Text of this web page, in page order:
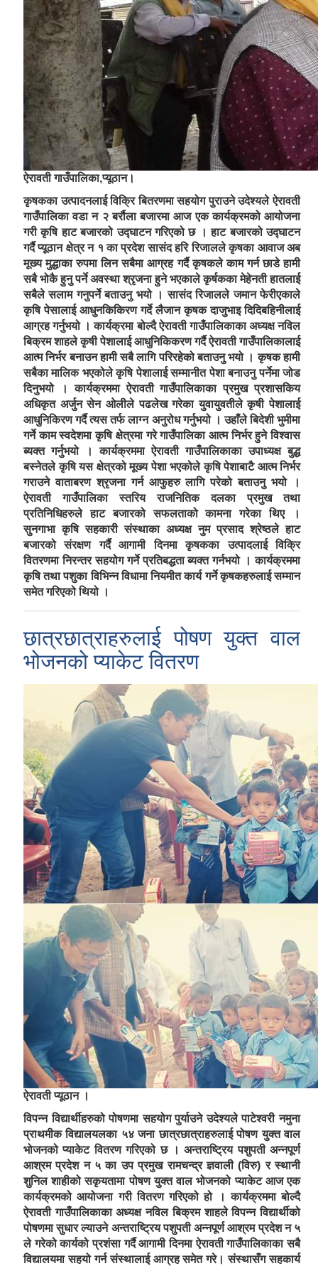
ऐरावती गाउँपालिका,प्यूठान।
कृषकका उत्पादनलाई विक्रि बितरणमा सहयोग पुराउने उदेश्यले ऐरावती
गाउँपालिका वडा न २ बर्रौला बजारमा आज एक कार्यक्रमको आयोजना
गरी कृषि हाट बजारको उद्घाटन गरिएको छ । हाट बजारको उद्घाटन
गर्दै प्यूठान क्षेत्र न १ का प्रदेश सासंद हरि रिजालले कृषका आवाज अब
मूख्य मुद्धाका रुपमा लिन सबैमा आग्रह गर्दै कृषकले काम गर्न छाडे हामी
सबै भोकै हुनु पर्ने अवस्था श्रृजना हुने भएकाले कृर्षकका मेहेनती हातलाई
सबैले सलाम गनुपर्ने बताउनु भयो । सासंद रिजालले जमान फेरीएकाले
कृषि पेसालाई आधुनकिकिरण गर्दे लैजान कृषक दाजुभाइ दिदिबहिनीलाई
आग्रह गर्नुभयो । कार्यक्रमा बोल्दै ऐरावती गाउँपालिकाका अध्यक्ष नविल
बिक्रम शाहले कृषी पेशालाई आधुनिकिकरण गर्दै ऐरावती गाउँपालिकालाई
आत्म निर्भर बनाउन हामी सबै लागि परिरहेको बताउनु भयो । कृषक हामी
सबैका मालिक भएकोले कृषि पेशालाई सम्मानीत पेशा बनाउनु पर्नेमा जोड
दिनुभयो । कार्यक्रममा ऐरावती गाउँपालिकाका प्रमुख प्रशासकिय
अधिकृत अर्जुन सेन ओलीले पढलेख गरेका युवायुवतीले कृषी पेशालाई
आधुनिकिरण गर्दै त्यस तर्फ लाग्न अनुरोध गर्नुभयो । उहाँले बिदेशी भुमीमा
गर्ने काम स्वदेशमा कृषि क्षेत्रमा गरे गाउँपालिका आत्म निर्भर हुने विश्वास
ब्यक्त गर्नुभयो । कार्यक्रममा ऐरावती गाउँपालिकाका उपाध्यक्ष बुद्ध
बस्नेतले कृषि यस क्षेत्रको मूख्य पेशा भएकोले कृषि पेशाबाटै आत्म निर्भर
गराउने वाताबरण श्रृजना गर्न आफुहरु लागि परेको बताउनु भयो ।
ऐरावती गाउँपालिका स्तरिय राजनितिक दलका प्रमुख तथा
प्रतिनिधिहरुले हाट बजारको सफलताको कामना गरेका थिए ।
सुनगाभा कृषि सहकारी संस्थाका अध्यक्ष नुम प्रसाद श्रेष्ठले हाट
बजारको संरक्षण गर्दै आगामी दिनमा कृषकका उत्पादलाई विक्रि
वितरणमा निरन्तर सहयोग गर्ने प्रतिबद्धता ब्यक्त गर्नभयो । कार्यक्रममा
कृषि तथा पशुका विभिन्न विधामा नियमीत कार्य गर्ने कृषकहरुलाई सम्मान
समेत गरिएको थियो ।
छात्रछात्राहरुलाई पोषण युक्त वाल
भोजनको प्याकेट वितरण
ऐरावती प्यूठान ।
विपन्न विद्यार्थीहरुको पोषणमा सहयोग पुर्याउने उदेश्यले पाटेश्वरी नमुना
प्राथमीक विद्यालयलका ५४ जना छात्रछात्राहरुलाई पोषण युक्त वाल
भोजनको प्याकेट वितरण गरिएको छ । अन्तराष्ट्रिय पशुपती अन्नपूर्ण
आश्रम प्रदेश न ५ का उप प्रमुख रामचन्द्र ज्ञवाली (विरु) र स्थानी
शुनिल शाहीको सकृयतामा पोषण युक्त वाल भोजनको प्याकेट आज एक
कार्यक्रमको आयोजना गरी वितरण गरिएको हो । कार्यक्रममा बोल्दै
ऐरावती गाउँपालिकाका अध्यक्ष नविल बिक्रम शाहले विपन्न विद्यार्थीको
पोषणमा सुधार ल्याउने अन्तराष्ट्रिय पशुपती अन्नपूर्ण आश्रम प्रदेश न ५
ले गरेको कार्यको प्रशंसा गर्दै आगामी दिनमा ऐरावती गाउँपालिकाका सबै
विद्यालयमा सहयो गर्न संस्थालाई आग्रह समेत गरे। संस्थासँग सहकार्य